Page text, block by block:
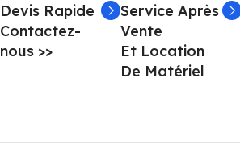
Devis Rapide
Contactez-
nous >>
Service Après
Vente
Et Location
De Matériel